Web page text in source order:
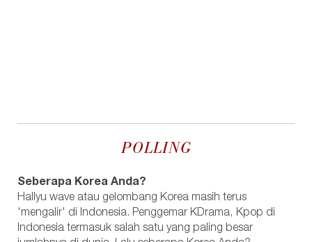
POLLING
Seberapa Korea Anda?
Hallyu wave atau gelombang Korea masih terus
'mengalir' di Indonesia. Penggemar KDrama, Kpop di
Indonesia termasuk salah satu yang paling besar